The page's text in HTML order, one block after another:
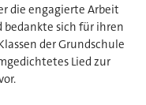
die engagierte Arbeit
bedankte sich für ihren
der Grundschule
Lied zur